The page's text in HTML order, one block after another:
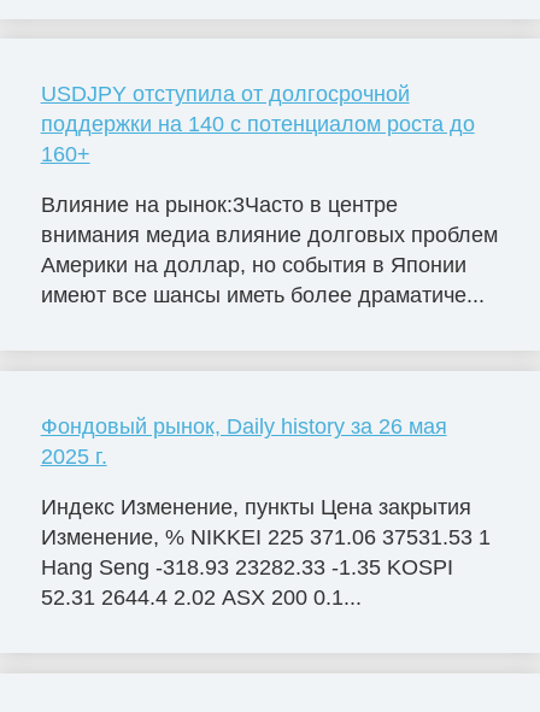
USDJPY отступила от долгосрочной
поддержки на 140 с потенциалом роста до
160+
Влияние на рынок:3Часто в центре
внимания медиа влияние долговых проблем
Америки на доллар, но события в Японии
имеют все шансы иметь более драматиче...
Фондовый рынок, Daily history за 26 мая
2025 г.
Индекс Изменение, пункты Цена закрытия
Изменение, % NIKKEI 225 371.06 37531.53 1
Hang Seng -318.93 23282.33 -1.35 KOSPI
52.31 2644.4 2.02 ASX 200 0.1...